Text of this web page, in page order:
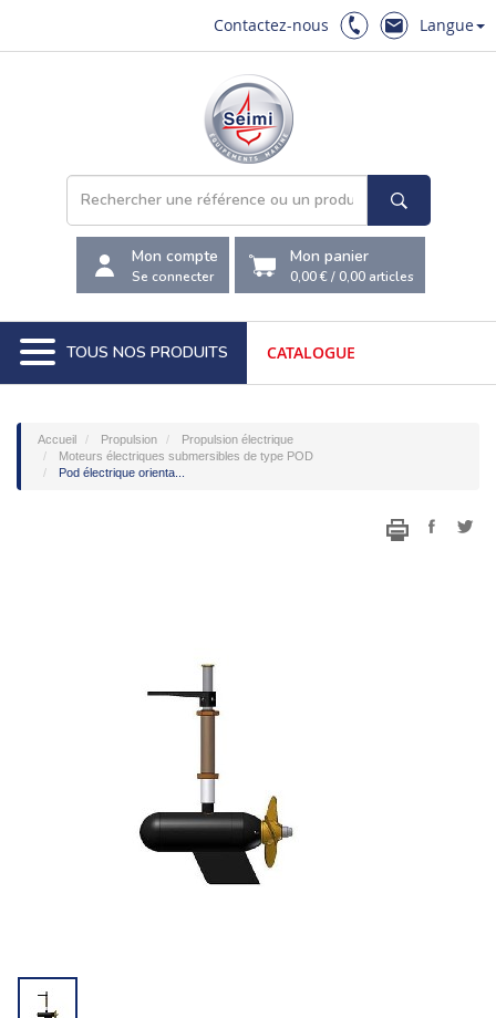
Contactez-nous Langue
Mon compte
Se connecter
Mon panier
0,00 €/0,00 articles
TOUS NOS PRODUITS CATALOGUE
Accueil Propulsion
Propulsion électrique
Moteurs électriques submersibles de type POD
Pod électrique orienta...